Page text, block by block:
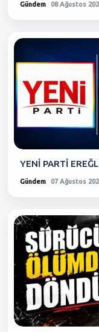
Gündem 08 Ağustos
YENİ PARTİ
Gündem 07 Ağustos